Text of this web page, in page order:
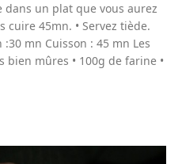
dans un plat que vous aurez
cuire 45mn. • Servez tiède.
mn Cuisson : 45 mn Les
bien mûres • 100g de farine •